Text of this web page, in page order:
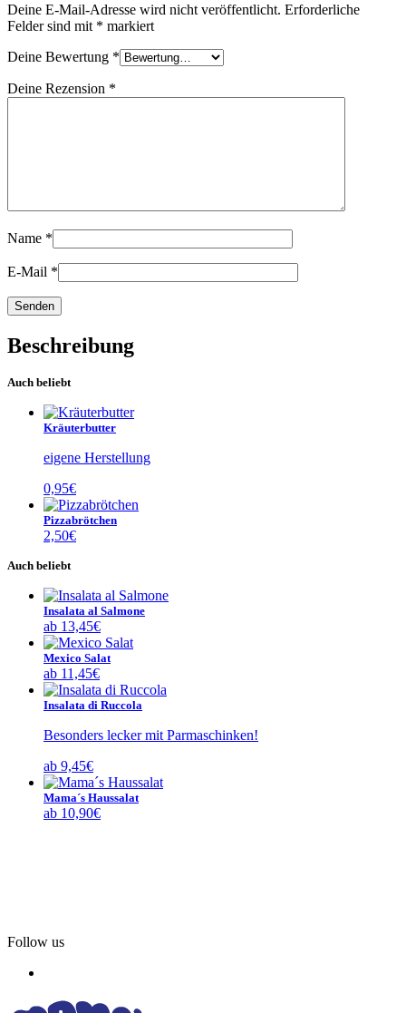
Deine E-Mail-Adresse wird nicht veröffentlicht. Erforderliche
Felder sind mit * markiert
Deine Bewertung *
Deine Rezension *
Name *
E-Mail *
Beschreibung
Auch beliebt
Kräuterbutter
eigene Herstellung
0,95€
Pizzabrötchen
2,50€
Auch beliebt
Insalata al Salmone
ab 13,45€
Mexico Salat
ab 11,45€
Insalata di Ruccola
Besonders lecker mit Parmaschinken!
ab 9,45€
Mama´s Haussalat
ab 10,90€
Follow us